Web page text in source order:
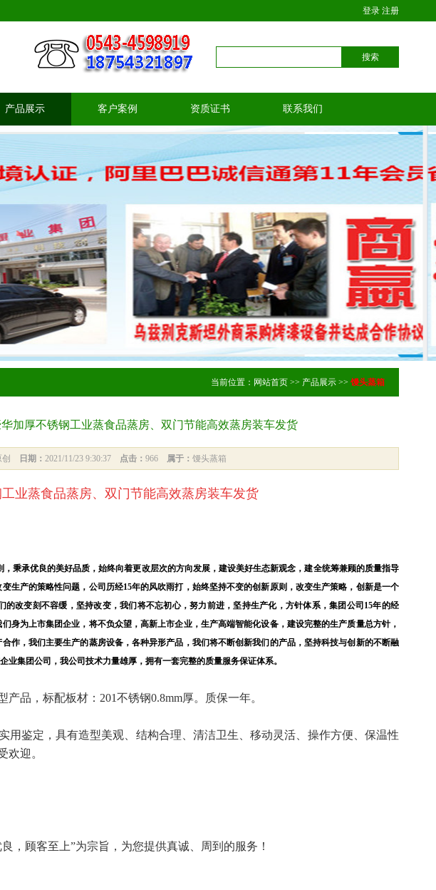
登录 注册
产品展示 客户案例 资质证书 联系我们
当前位置： 网站首页 >> 产品展示 >> 馒头蒸箱
加厚不锈钢工业蒸食品蒸房、双门节能高效蒸房装车发货
创 日期： 2021/11/23 9:30:37 点击： 966 属于： 馒头蒸箱
业蒸食品蒸房、双门节能高效蒸房装车发货
秉承优良的美好品质，始终向着更改层次的方向发展，建设美好生态新观念，建全统筹兼顾的质量指导
生产的策略性问题，公司历经15年的风吹雨打，始终坚持不变的创新原则，改变生产策略，创新是一个
改变刻不容缓，坚持改变，我们将不忘初心，努力前进，坚持生产化，方针体系，集团公司15年的经
身为上市集团企业，将不负众望，高新上市企业，生产高端智能化设备，建设完整的生产质量总方针，
作，我们主要生产的蒸房设备，各种异形产品，我们将不断创新我们的产品，坚持科技与创新的不断融
集团公司，我公司技术力量雄厚，拥有一套完整的质量服务保证体系。
品，标配板材：201不锈钢0.8mm厚。质保一年。
用鉴定，具有造型美观、结构合理、清洁卫生、移动灵活、操作方便、保温性
欢迎。
，顾客至上”为宗旨，为您提供真诚、周到的服务！